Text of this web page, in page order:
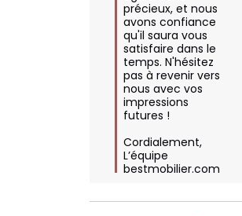
précieux, et nous
avons confiance
qu'il saura vous
satisfaire dans le
temps. N'hésitez
pas à revenir vers
nous avec vos
impressions
futures !
Cordialement,
L’équipe
bestmobilier.com